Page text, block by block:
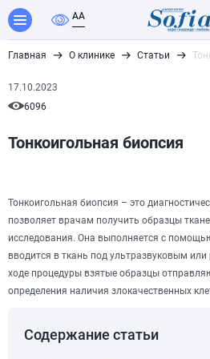
AA
Главная О клинике Статьи
17.10.2023
6096
Тонкоигольная биопсия
Тонкоигольная биопсия – это
позволяет врачам получить образцы
исследования. Она выполняется с
вводится в ткань под ультразвуковым
ходе процедуры взятые образцы
определения наличия злокачественных
Содержание статьи